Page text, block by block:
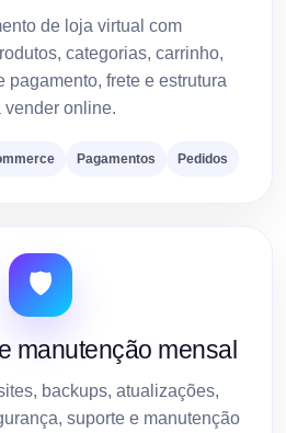
de loja virtual com
categorias, carrinho,
pagamento, frete e estrutura
vender online.
Pagamentos Pedidos
🛡️
manutenção mensal
backups, atualizações,
suporte e manutenção